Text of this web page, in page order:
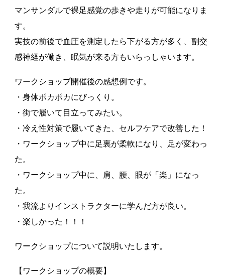
マンサンダルで裸足感覚の歩きや走りが可能になりま
す。
実技の前後で血圧を測定したら下がる方が多く、副交
感神経が働き、眠気が来る方もいらっしゃいます。
ワークショップ開催後の感想例です。
・身体ポカポカにびっくり。
・街で履いて目立ってみたい。
・冷え性対策で履いてきた、セルフケアで改善した！
・ワークショップ中に足裏が柔軟になり、足が変わっ
た。
・ワークショップ中に、肩、腰、眼が「楽」になっ
た。
・我流よりインストラクターに学んだ方が良い。
・楽しかった！！！
ワークショップについて説明いたします。
【ワークショップの概要】